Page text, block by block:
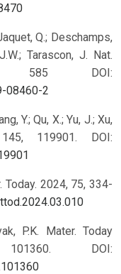
Q.; Deschamps,
Tarascon, J. Nat.
585 DOI:
08460-2
Y.; Qu, X.; Yu, J.; Xu,
119901. DOI:
Today. 2024, 75, 334-
P.K. Mater. Today
DOI: